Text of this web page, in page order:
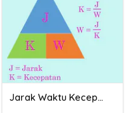
Jarak Waktu Kecepatan